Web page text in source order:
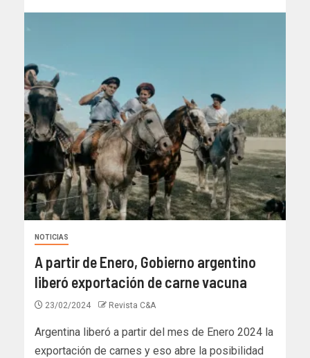
NOTICIAS
A partir de Enero, Gobierno argentino
liberó exportación de carne vacuna
23/02/2024 Revista C&A
Argentina liberó a partir del mes de Enero 2024 la
exportación de carnes y eso abre la posibilidad